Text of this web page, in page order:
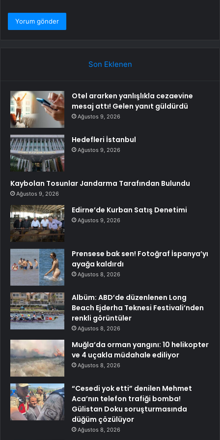
Son Eklenen
Otel ararken yanlışlıkla cezaevine
mesaj attı! Gelen yanıt güldürdü
Ağustos 9, 2026
Hedefleri İstanbul
Ağustos 9, 2026
Kaybolan Tosunlar Jandarma Tarafından Bulundu
Ağustos 9, 2026
Edirne’de Kurban Satış Denetimi
Ağustos 9, 2026
Prensese bak sen! Fotoğraf İspanya’yı
ayağa kaldırdı
Ağustos 8, 2026
Albüm: ABD’de düzenlenen Long
Beach Ejderha Teknesi Festivali’nden
renkli görüntüler
Ağustos 8, 2026
Muğla’da orman yangını: 10 helikopter
ve 4 uçakla müdahale ediliyor
Ağustos 8, 2026
“Cesedi yok etti” denilen Mehmet
Aca’nın telefon trafiği bomba!
Gülistan Doku soruşturmasında
düğüm çözülüyor
Ağustos 8, 2026